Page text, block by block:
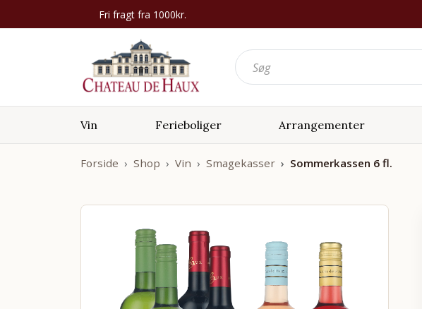
Fri fragt fra 1000kr.
Vin Ferieboliger Arrangementer
Forside Shop Vin Smagekasser Sommerkassen 6 fl.